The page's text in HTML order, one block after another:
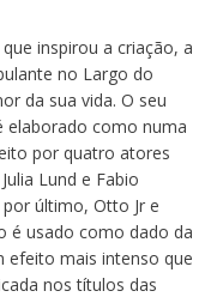
inspirou a criação, a
no Largo do
da sua vida. O seu
elaborado como numa
por quatro atores
Lund e Fabio
último, Otto Jr e
é usado como dado da
efeito mais intenso que
nos títulos das